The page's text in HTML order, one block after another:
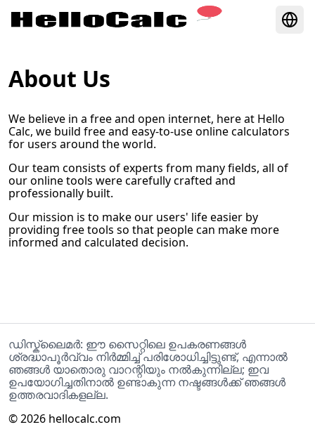
About Us
We believe in a free and open internet, here at Hello
Calc, we build free and easy-to-use online calculators
for users around the world.
Our team consists of experts from many fields, all of
our online tools were carefully crafted and
professionally built.
Our mission is to make our users' life easier by
providing free tools so that people can make more
informed and calculated decision.
ഡിസ്ക്ലൈമർ: ഈ സൈറ്റിലെ ഉപകരണങ്ങൾ
ശ്രദ്ധാപൂർവ്വം നിർമ്മിച്ച് പരിശോധിച്ചിട്ടുണ്ട്, എന്നാൽ
ഞങ്ങൾ യാതൊരു വാറന്റിയും നൽകുന്നില്ല; ഇവ
ഉപയോഗിച്ചതിനാൽ ഉണ്ടാകുന്ന നഷ്ടങ്ങൾക്ക് ഞങ്ങൾ
ഉത്തരവാദികളല്ല.
©2026 hellocalc.com